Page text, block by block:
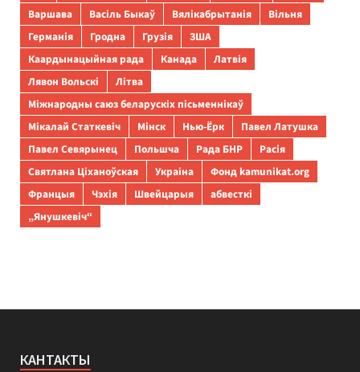
Варшава
Васіль Быкаў Вялікабрытанія
Вільня
Германія
Гродна Грузія
ЗША
Каардынацыйная рада
Канада
Латвія
Лявон Вольскі
Літва
Міжнародны саюз беларускіх пісьменнікаў
Мікалай Статкевіч
Мінск Нью-Ёрк
Павел Латушка
Павел Севярынец
Польшча Рада БНР
Расія
Святлана Ціханоўская
Украіна
Фонд kamunikat.org
Францыя
Чэхія Швейцарыя
абвесткі
„Янушкевіч“
КАНТАКТЫ